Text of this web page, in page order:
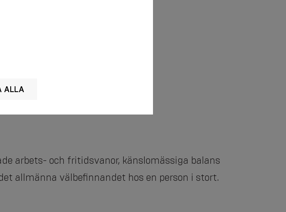
arbets- och fritidsvanor, känslomässiga balans
allmänna välbefinnandet hos en person i stort.
ALLA